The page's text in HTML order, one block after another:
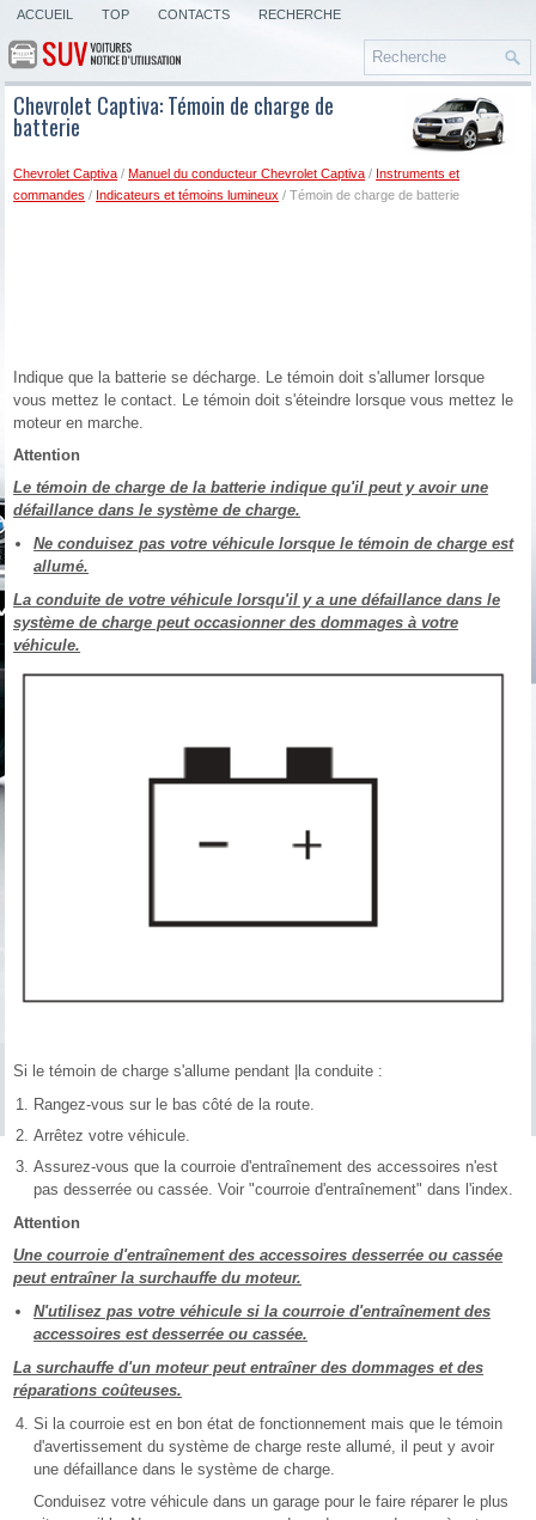
ACCUEIL TOP CONTACTS RECHERCHE
Chevrolet Captiva: Témoin de charge de
batterie
Chevrolet Captiva /Manuel du conducteur Chevrolet Captiva / Instruments et
commandes / Indicateurs et témoins lumineux / Témoin de charge de batterie
Indique que la batterie se décharge. Le témoin doit s'allumer lorsque
vous mettez le contact. Le témoin doit s'éteindre lorsque vous mettez le
moteur en marche.
Attention
Le témoin de charge de la batterie indique qu'il peut y avoir une
défaillance dans le système de charge.
Ne conduisez pas votre véhicule lorsque le témoin de charge est
allumé.
La conduite de votre véhicule lorsqu'il y a une défaillance dans le
système de charge peut occasionner des dommages à votre
véhicule.
Si le témoin de charge s'allume pendant |la conduite :
Rangez-vous sur le bas côté de la route.
Arrêtez votre véhicule.
Assurez-vous que la courroie d'entraînement des accessoires n'est
pas desserrée ou cassée. Voir "courroie d'entraînement" dans l'index.
Attention
Une courroie d'entraînement des accessoires desserrée ou cassée
peut entraîner la surchauffe du moteur.
N'utilisez pas votre véhicule si la courroie d'entraînement des
accessoires est desserrée ou cassée.
La surchauffe d'un moteur peut entraîner des dommages et des
réparations coûteuses.
Si la courroie est en bon état de fonctionnement mais que le témoin
d'avertissement du système de charge reste allumé, il peut y avoir
une défaillance dans le système de charge.
Conduisez votre véhicule dans un garage pour le faire réparer le plus